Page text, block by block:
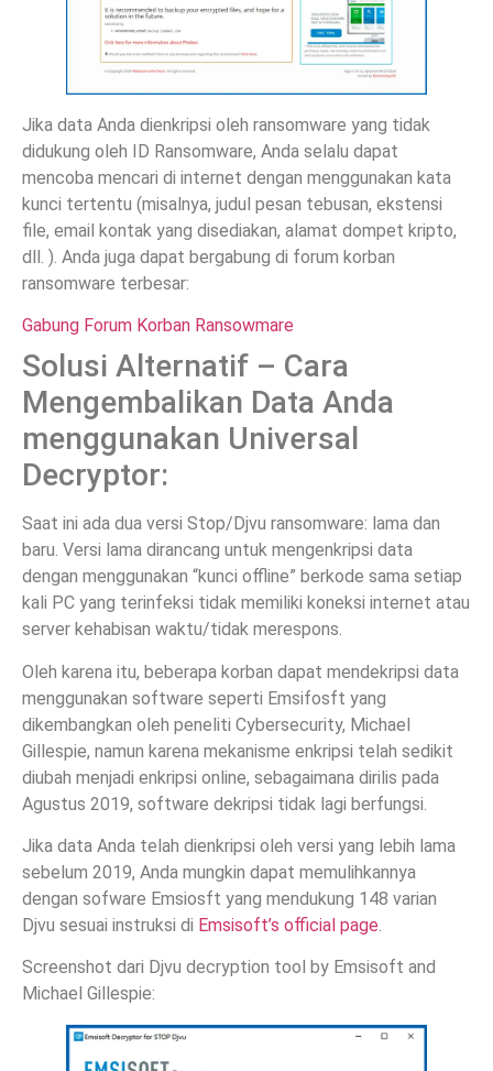
Jika data Anda dienkripsi oleh ransomware yang tidak
didukung oleh ID Ransomware, Anda selalu dapat
mencoba mencari di internet dengan menggunakan kata
kunci tertentu (misalnya, judul pesan tebusan, ekstensi
file, email kontak yang disediakan, alamat dompet kripto,
dll. ). Anda juga dapat bergabung di forum korban
ransomware terbesar:
Gabung Forum Korban Ransowmare
Solusi Alternatif – Cara
Mengembalikan Data Anda
menggunakan Universal
Decryptor:
Saat ini ada dua versi Stop/Djvu ransomware: lama dan
baru. Versi lama dirancang untuk mengenkripsi data
dengan menggunakan “kunci offline” berkode sama setiap
kali PC yang terinfeksi tidak memiliki koneksi internet atau
server kehabisan waktu/tidak merespons.
Oleh karena itu, beberapa korban dapat mendekripsi data
menggunakan software seperti Emsifosft yang
dikembangkan oleh peneliti Cybersecurity, Michael
Gillespie, namun karena mekanisme enkripsi telah sedikit
diubah menjadi enkripsi online, sebagaimana dirilis pada
Agustus 2019, software dekripsi tidak lagi berfungsi.
Jika data Anda telah dienkripsi oleh versi yang lebih lama
sebelum 2019, Anda mungkin dapat memulihkannya
dengan sofware Emsiosft yang mendukung 148 varian
Djvu sesuai instruksi di Emsisoft’s official page.
Screenshot dari Djvu decryption tool by Emsisoft and
Michael Gillespie: